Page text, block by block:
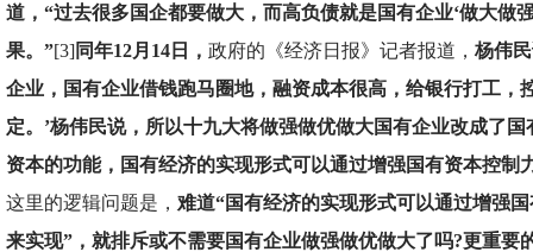
道，“过去很多国企都要做大，而高负债就是国有企业‘做大做
果。”[3]同年12月14日， 政府的《经济日报》记者报道， 杨伟
企业，国有企业借钱跑马圈地，融资成本很高，给银行打工，
定。’杨伟民说，所以十九大将做强做优做大国有企业改成了
资本的功能，国有经济的实现形式可以通过增强国有资本控制
这里的逻辑问题是， 难道“国有经济的实现形式可以通过增强
来实现”，就排斥或不需要国有企业做强做优做大了吗?更重要